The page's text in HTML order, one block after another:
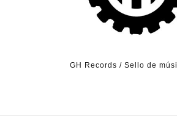
GH Records / Sello de